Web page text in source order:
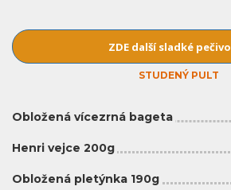
ZDE další sladké pečivo
STUDENÝ PULT
Obložená vícezrná bageta
Henri vejce 200g
Obložená pletýnka 190g